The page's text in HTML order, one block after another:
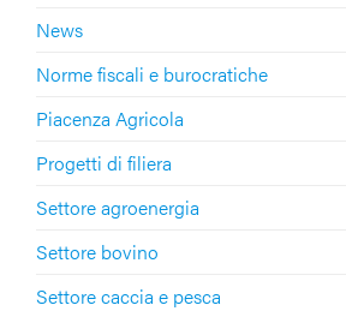
News
Norme fiscali e burocratiche
Piacenza Agricola
Progetti di filiera
Settore agroenergia
Settore bovino
Settore caccia e pesca